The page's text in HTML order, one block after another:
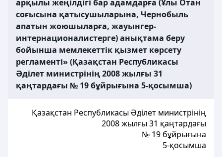
арқылы жеңілдігі бар адамдарға (Ұлы Отан
соғысына қатысушыларына, Чернобыль
апатын жоюшыларға, жауынгер-
интернационалистерге) анықтама беру
бойынша мемлекеттік қызмет көрсету
регламенті» (Қазақстан Республикасы
Әділет министрінің 2008 жылғы 31
қаңтардағы № 19 бұйрығына 5-қосымша)
Қазақстан Республикасы Әділет министрінің
2008 жылғы 31 қаңтардағы
№ 19 бұйрығына
5-қосымша